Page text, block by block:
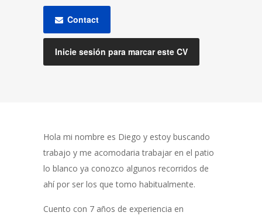
Contact
Inicie sesión para marcar este CV
Hola mi nombre es Diego y estoy buscando
trabajo y me acomodaria trabajar en el patio
lo blanco ya conozco algunos recorridos de
ahí por ser los que tomo habitualmente.
Cuento con 7 años de experiencia en